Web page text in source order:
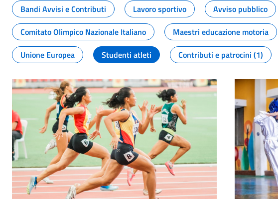
Bandi Avvisi e Contributi
Lavoro sportivo Avviso pubblico
Comitato Olimpico Nazionale Italiano
Maestri educazione motoria
Unione Europea
Studenti atleti Contributi e patrocini (1)